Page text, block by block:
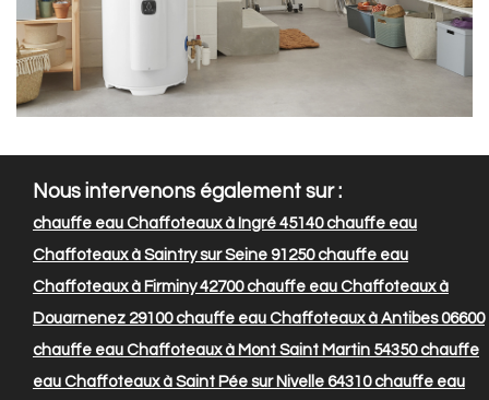
Nous intervenons également sur :
chauffe eau Chaffoteaux à Ingré 45140chauffe eau
Chaffoteaux à Saintry sur Seine 91250chauffe eau
Chaffoteaux à Firminy 42700chauffe eau Chaffoteaux à
Douarnenez 29100chauffe eau Chaffoteaux à Antibes 06600
chauffe eau Chaffoteaux à Mont Saint Martin 54350chauffe
eau Chaffoteaux à Saint Pée sur Nivelle 64310chauffe eau